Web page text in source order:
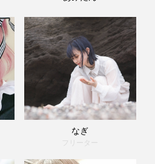
なぎ
フリーター